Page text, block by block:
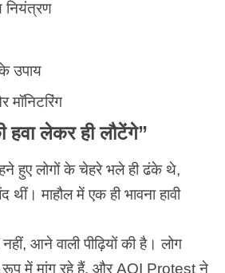
नियंत्रण
उपाय
मॉनिटरिंग
लेकर ही लौटेंगे”
हुए लोगों के चेहरे भले ही ढंके थे,
माहौल में एक ही भावना हावी
आने वाली पीढ़ियों की है। लोग
में मांग रहे हैं, और AQI Protestने